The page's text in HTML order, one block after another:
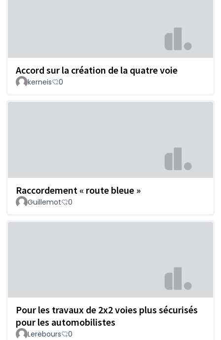
Accord sur la création de la quatre voie
kerneis 0
Raccordement « route bleue »
Guillemot 0
Pour les travaux de 2x2 voies plus sécurisés
pour les automobilistes
Lerebours 0